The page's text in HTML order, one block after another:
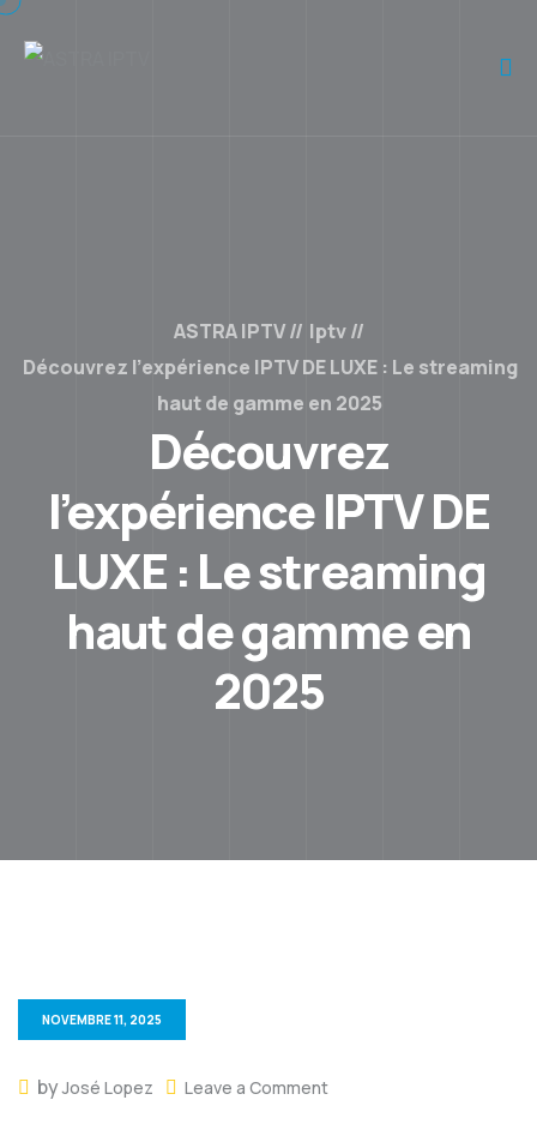
ASTRA IPTV
Iptv
Découvrez l’expérience IPTV DE LUXE : Le streaming
haut de gamme en 2025
Découvrez
l’expérience IPTV DE
LUXE : Le streaming
haut de gamme en
2025
NOVEMBRE 11, 2025
byJosé Lopez Leave a Comment